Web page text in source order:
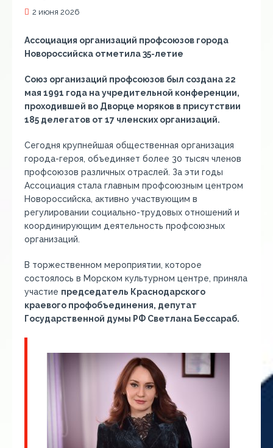
2 июня 2026
Ассоциация организаций профсоюзов города
Новороссийска отметила 35-летие
Союз организаций профсоюзов был создана 22
мая 1991 года на учредительной конференции,
проходившей во Дворце моряков в присутствии
185 делегатов от 17 членских организаций.
Сегодня крупнейшая общественная организация
города-героя, объединяет более 30 тысяч членов
профсоюзов различных отраслей. За эти годы
Ассоциация стала главным профсоюзным центром
Новороссийска, активно участвующим в
регулировании социально-трудовых отношений и
координирующим деятельность профсоюзных
организаций.
В торжественном мероприятии, которое
состоялось в Морском культурном центре, приняла
участие председатель Краснодарского
краевого профобъединения, депутат
Государственной думы РФ Светлана Бессараб.